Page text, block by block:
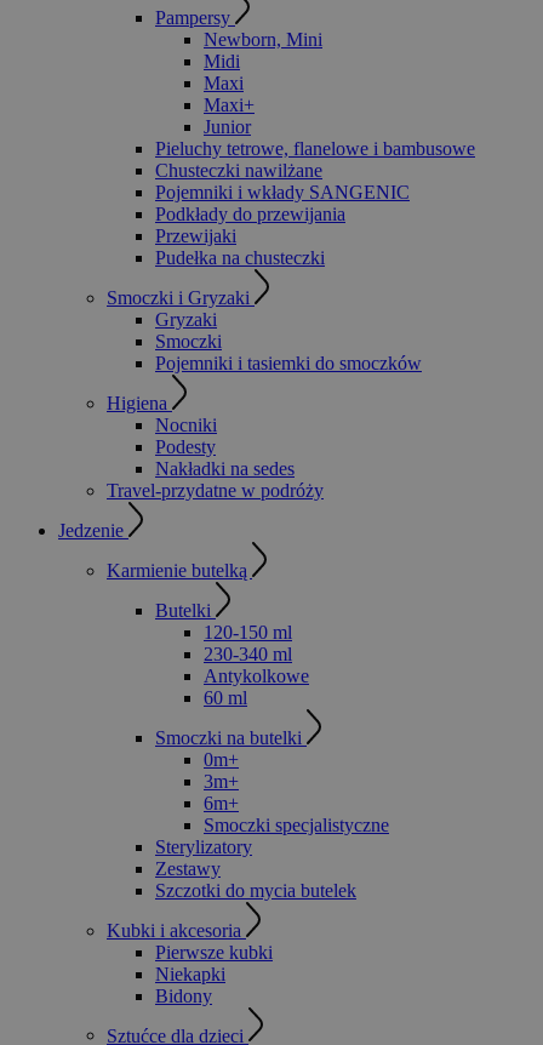
Pampersy
Newborn, Mini
Midi
Maxi
Maxi+
Junior
Pieluchy tetrowe, flanelowe i bambusowe
Chusteczki nawilżane
Pojemniki i wkłady SANGENIC
Podkłady do przewijania
Przewijaki
Pudełka na chusteczki
Smoczki i Gryzaki
Gryzaki
Smoczki
Pojemniki i tasiemki do smoczków
Higiena
Nocniki
Podesty
Nakładki na sedes
Travel-przydatne w podróży
Jedzenie
Karmienie butelką
Butelki
120-150 ml
230-340 ml
Antykolkowe
60 ml
Smoczki na butelki
0m+
3m+
6m+
Smoczki specjalistyczne
Sterylizatory
Zestawy
Szczotki do mycia butelek
Kubki i akcesoria
Pierwsze kubki
Niekapki
Bidony
Sztućce dla dzieci